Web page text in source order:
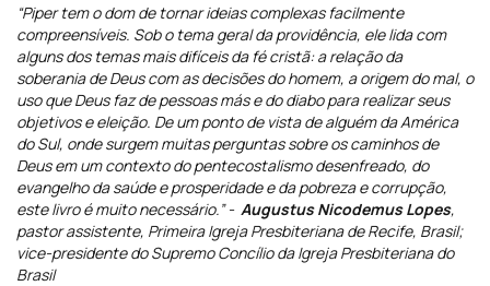
“Piper tem o dom de tornar ideias complexas facilmente
compreensíveis. Sob o tema geral da providência, ele lida com
alguns dos temas mais difíceis da fé cristã: a relação da
soberania de Deus com as decisões do homem, a origem do mal, o
uso que Deus faz de pessoas más e do diabo para realizar seus
objetivos e eleição. De um ponto de vista de alguém da América
do Sul, onde surgem muitas perguntas sobre os caminhos de
Deus em um contexto do pentecostalismo desenfreado, do
evangelho da saúde e prosperidade e da pobreza e corrupção,
este livro é muito necessário.” - Augustus Nicodemus Lopes,
pastor assistente, Primeira Igreja Presbiteriana de Recife, Brasil;
vice-presidente do Supremo Concílio da Igreja Presbiteriana do
Brasil